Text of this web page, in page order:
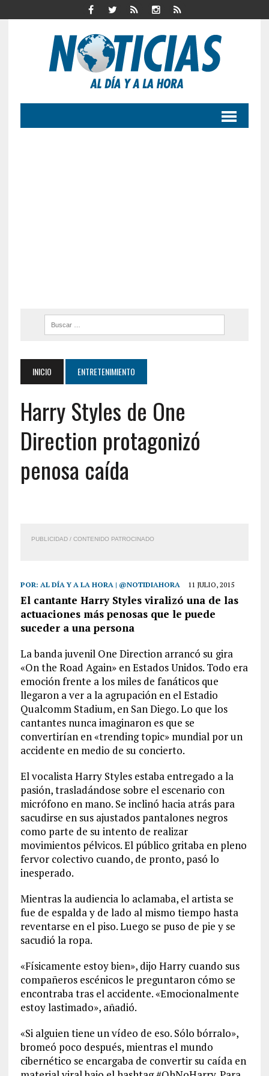
INICIO ENTRETENIMIENTO
Harry Styles de One
Direction protagonizó
penosa caída
PUBLICIDAD / CONTENIDO PATROCINADO
POR: AL DÍA Y A LA HORA | @NOTIDIAHORA 11 JULIO, 2015
El cantante Harry Styles viralizó una de las
actuaciones más penosas que le puede
suceder a una persona
La banda juvenil One Direction arrancó su gira
«On the Road Again» en Estados Unidos. Todo era
emoción frente a los miles de fanáticos que
llegaron a ver a la agrupación en el Estadio
Qualcomm Stadium, en San Diego. Lo que los
cantantes nunca imaginaron es que se
convertirían en «trending topic» mundial por un
accidente en medio de su concierto.
El vocalista Harry Styles estaba entregado a la
pasión, trasladándose sobre el escenario con
micrófono en mano. Se inclinó hacia atrás para
sacudirse en sus ajustados pantalones negros
como parte de su intento de realizar
movimientos pélvicos. El público gritaba en pleno
fervor colectivo cuando, de pronto, pasó lo
inesperado.
Mientras la audiencia lo aclamaba, el artista se
fue de espalda y de lado al mismo tiempo hasta
reventarse en el piso. Luego se puso de pie y se
sacudió la ropa.
«Físicamente estoy bien», dijo Harry cuando sus
compañeros escénicos le preguntaron cómo se
encontraba tras el accidente. «Emocionalmente
estoy lastimado», añadió.
«Si alguien tiene un vídeo de eso. Sólo bórralo»,
bromeó poco después, mientras el mundo
cibernético se encargaba de convertir su caída en